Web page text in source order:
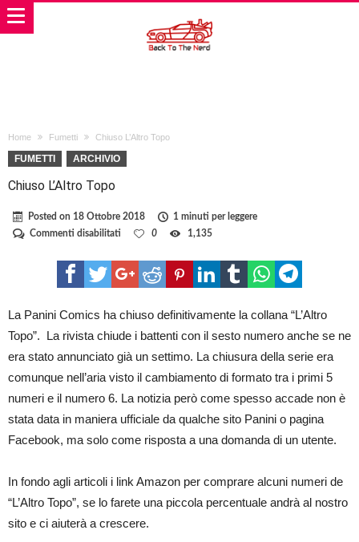
Home Fumetti Chiuso L’Altro Topo
FUMETTI ARCHIVIO
Chiuso L’Altro Topo
Posted on 18 Ottobre 2018
1 minuti per leggere
Commenti disabilitati
Topo
0 1,135
La Panini Comics ha chiuso definitivamente la collana “L’Altro
Topo”. La rivista chiude i battenti con il sesto numero anche se ne
era stato annunciato già un settimo. La chiusura della serie era
comunque nell’aria visto il cambiamento di formato tra i primi 5
numeri e il numero 6. La notizia però come spesso accade non è
stata data in maniera ufficiale da qualche sito Panini o pagina
Facebook, ma solo come risposta a una domanda di un utente.
In fondo agli articoli i link Amazon per comprare alcuni numeri de
“L’Altro Topo”, se lo farete una piccola percentuale andrà al nostro
sito e ci aiuterà a crescere.